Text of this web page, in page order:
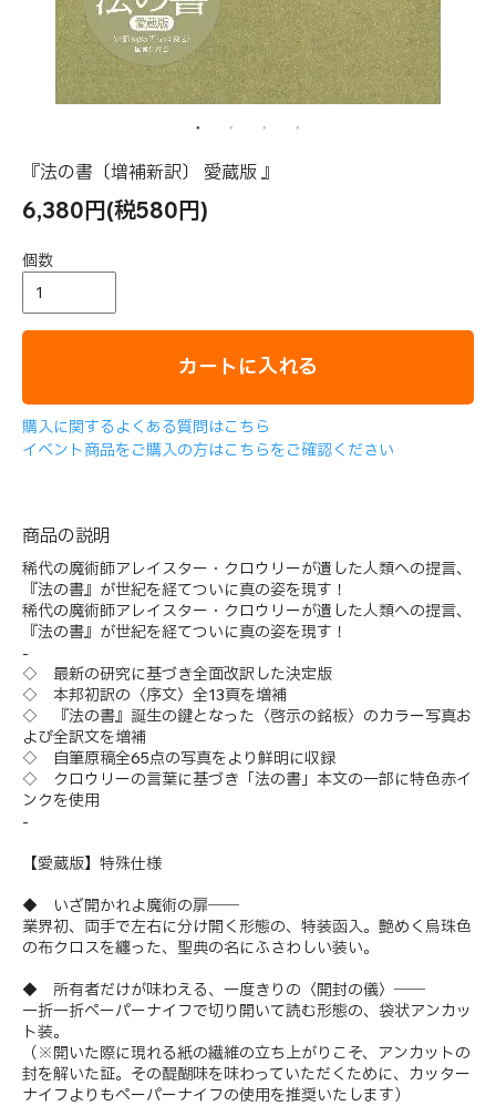
『法の書〔増補新訳〕 愛蔵版 』
6,380円(税580円)
個数
カートに入れる
購入に関するよくある質問はこちら
イベント商品をご購入の方はこちらをご確認ください
商品の説明
稀代の魔術師アレイスター・クロウリーが遺した人類への提言、
『法の書』が世紀を経てついに真の姿を現す！
稀代の魔術師アレイスター・クロウリーが遺した人類への提言、
『法の書』が世紀を経てついに真の姿を現す！
-
◇ 最新の研究に基づき全面改訳した決定版
◇ 本邦初訳の〈序文〉全13頁を増補
◇ 『法の書』誕生の鍵となった〈啓示の銘板〉のカラー写真お
よび全訳文を増補
◇ 自筆原稿全65点の写真をより鮮明に収録
◇ クロウリーの言葉に基づき「法の書」本文の一部に特色赤イ
ンクを使用
-
【愛蔵版】特殊仕様
◆ いざ開かれよ魔術の扉――
業界初、両手で左右に分け開く形態の、特装函入。艶めく烏珠色
の布クロスを纏った、聖典の名にふさわしい装い。
◆ 所有者だけが味わえる、一度きりの〈開封の儀〉――
一折一折ペーパーナイフで切り開いて読む形態の、袋状アンカッ
ト装。
（※開いた際に現れる紙の繊維の立ち上がりこそ、アンカットの
封を解いた証。その醍醐味を味わっていただくために、カッター
ナイフよりもペーパーナイフの使用を推奨いたします）